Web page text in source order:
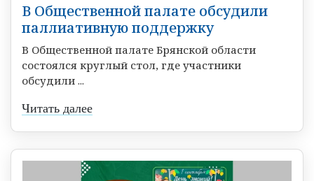
В Общественной палате обсудили
паллиативную поддержку
В Общественной палате Брянской области
состоялся круглый стол, где участники
обсудили ...
Читать далее